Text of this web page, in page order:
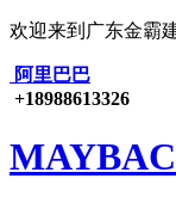
欢迎来到广东金霸
阿里巴巴
+18988613326